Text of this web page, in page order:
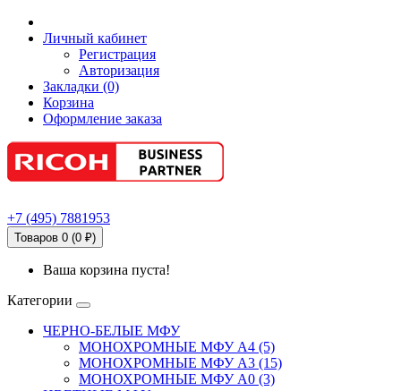
Личный кабинет
Регистрация
Авторизация
Закладки (0)
Корзина
Оформление заказа
+7 (495) 7881953
Товаров 0 (0 ₽)
Ваша корзина пуста!
Категории
ЧЕРНО-БЕЛЫЕ МФУ
МОНОХРОМНЫЕ МФУ А4 (5)
МОНОХРОМНЫЕ МФУ А3 (15)
МОНОХРОМНЫЕ МФУ А0 (3)